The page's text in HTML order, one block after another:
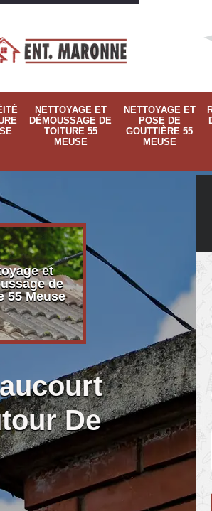
NETTOYAGE ET
DÉMOUSSAGE DE
TOITURE 55
MEUSE
NETTOYAGE ET
POSE DE
GOUTTIÈRE 55
MEUSE
et
de
55 Meuse
Nettoyage et
de gouttière 55
Meuse
De